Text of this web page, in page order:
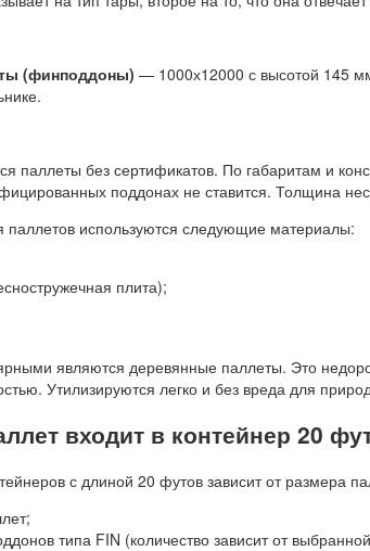
(финподдоны) — 1000х12000 с высотой 145
паллеты без сертификатов. По габаритам и
поддонах не ставится. Толщина
паллетов используются следующие материалы:
плита);
являются деревянные паллеты. Это
Утилизируются легко и без вреда для
входит в контейнер 20
с длиной 20 футов зависит от размера
типа FIN (количество зависит от